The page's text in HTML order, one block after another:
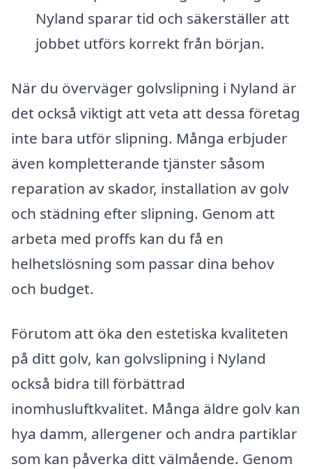
Nyland sparar tid och säkerställer att
jobbet utförs korrekt från början.
När du överväger golvslipning i Nyland är
det också viktigt att veta att dessa företag
inte bara utför slipning. Många erbjuder
även kompletterande tjänster såsom
reparation av skador, installation av golv
och städning efter slipning. Genom att
arbeta med proffs kan du få en
helhetslösning som passar dina behov
och budget.
Förutom att öka den estetiska kvaliteten
på ditt golv, kan golvslipning i Nyland
också bidra till förbättrad
inomhusluftkvalitet. Många äldre golv kan
hya damm, allergener och andra partiklar
som kan påverka ditt välmående. Genom